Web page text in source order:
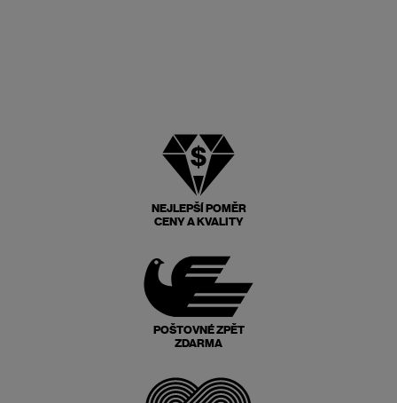
NEJLEPŠÍ POMĚR
CENY A KVALITY
POŠTOVNÉ ZPĚT
ZDARMA